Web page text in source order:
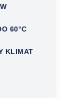
60°C
KLIMAT